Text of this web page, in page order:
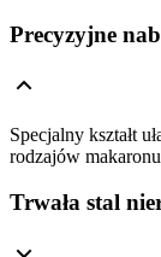
Precyzyjne
Specjalny kształt
rodzajów
Trwała stal